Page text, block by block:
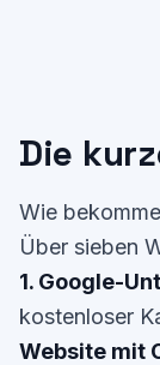
Die
Wie
Über sieben
1. Google-
kostenloser
Website mit